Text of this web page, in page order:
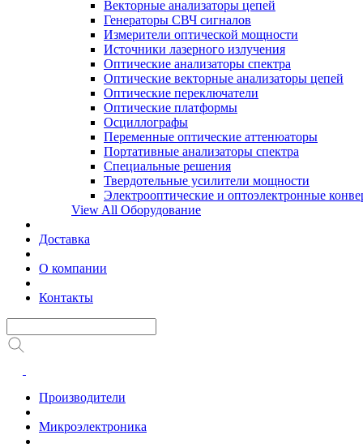
Векторные анализаторы цепей
Генераторы СВЧ сигналов
Измерители оптической мощности
Источники лазерного излучения
Оптические анализаторы спектра
Оптические векторные анализаторы цепей
Оптические переключатели
Оптические платформы
Осциллографы
Переменные оптические аттенюаторы
Портативные анализаторы спектра
Специальные решения
Твердотельные усилители мощности
Электрооптические и оптоэлектронные
View All Оборудование
Доставка
О компании
Контакты
Производители
Микроэлектроника